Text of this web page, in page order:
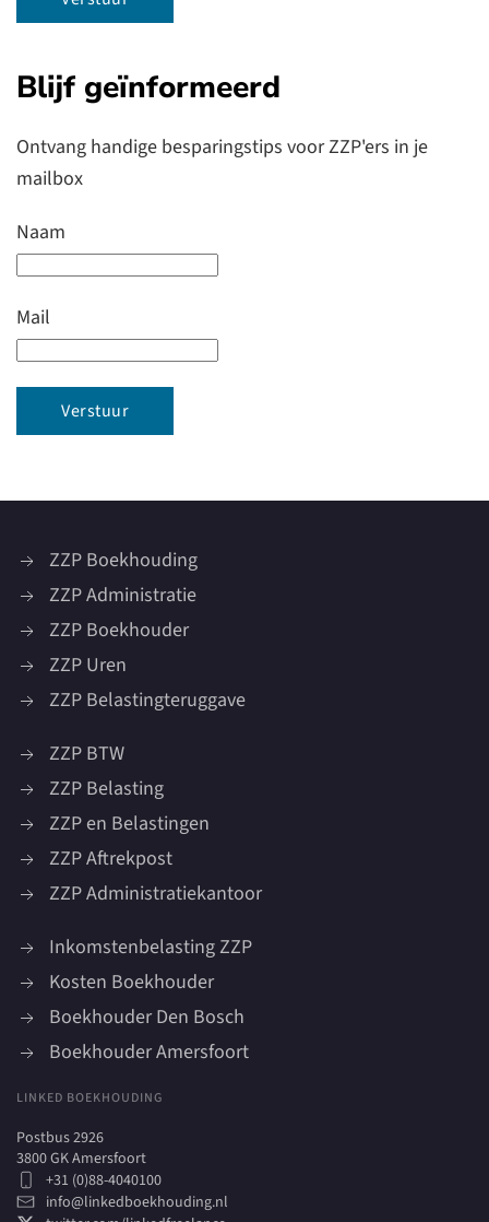
Blijf geïnformeerd
Ontvang handige besparingstips voor ZZP'ers in je
mailbox
Naam
Mail
ZZP Boekhouding
ZZP Administratie
ZZP Boekhouder
ZZP Uren
ZZP Belastingteruggave
ZZP BTW
ZZP Belasting
ZZP en Belastingen
ZZP Aftrekpost
ZZP Administratiekantoor
Inkomstenbelasting ZZP
Kosten Boekhouder
Boekhouder Den Bosch
Boekhouder Amersfoort
LINKED BOEKHOUDING
Postbus 2926
3800 GK Amersfoort
+31 (0)88-4040100
info@linkedboekhouding.nl